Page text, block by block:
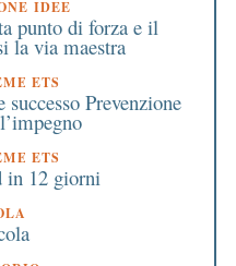
IDEE
punto di forza e il
la via maestra
ETS
Prevenzione
ETS
in 12 giorni